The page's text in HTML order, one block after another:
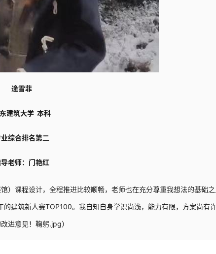
逄雪菲
建筑大学 本科
综合排名第二
老师：门艳红
）课程设计，全程推进比较顺畅，老师也在充分尊重我想法的基础
建筑新人赛TOP100。我自知自身学识尚浅，能力有限，方案尚有
进意见！鞠躬.jpg）